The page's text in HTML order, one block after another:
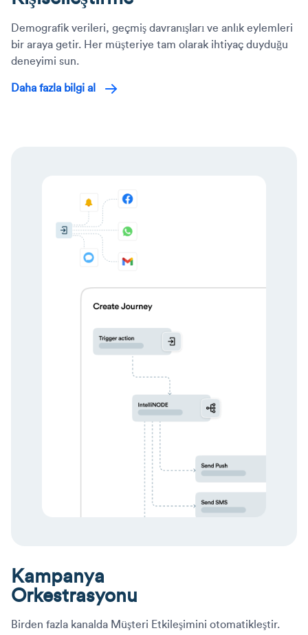
Demografik verileri, geçmiş davranışları ve anlık eylemleri
bir araya getir. Her müşteriye tam olarak ihtiyaç duyduğu
deneyimi sun.
Daha fazla bilgi al
Kampanya
Orkestrasyonu
Birden fazla kanalda Müşteri Etkileşimini otomatikleştir.